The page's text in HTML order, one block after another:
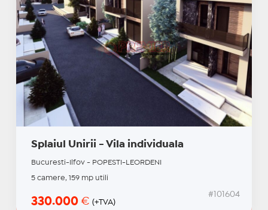
Splaiul Unirii - Vila individuala
Bucuresti-Ilfov - POPESTI-LEORDENI
5 camere, 159 mp utili
330.000 € (+TVA)
#101604